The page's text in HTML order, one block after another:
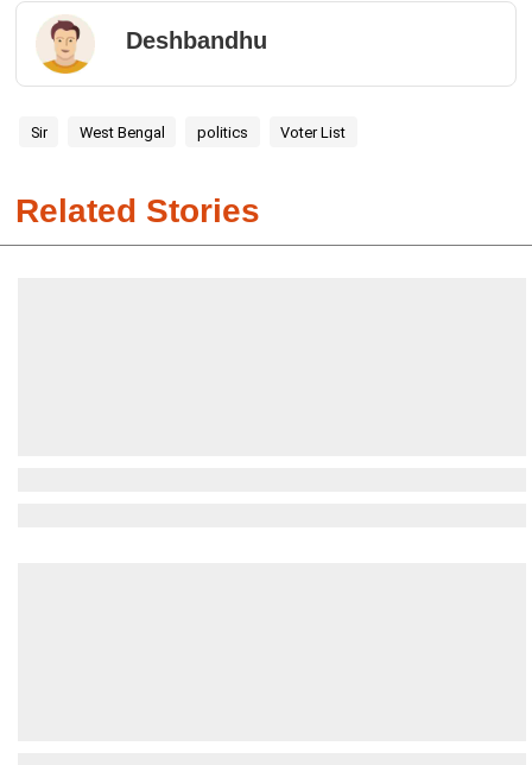
Deshbandhu
Sir West Bengal politics Voter List
Related Stories